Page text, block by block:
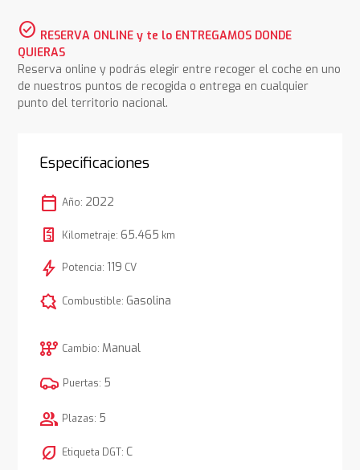
check_circle RESERVA ONLINE y te lo ENTREGAMOS DONDE
QUIERAS
Reserva online y podrás elegir entre recoger el coche en uno
de nuestros puntos de recogida o entrega en cualquier
punto del territorio nacional.
Especificaciones
calendar_today Año: 2022
Kilometraje: 65.465 km
bolt Potencia: 119 CV
comic_bubble Combustible: Gasolina
auto_transmission Cambio: Manual
Puertas: 5
group Plazas: 5
nest_eco_leaf Etiqueta DGT: C